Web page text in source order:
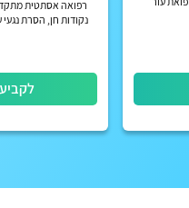
רפואה אסתטית
נקודות חן, הסרת